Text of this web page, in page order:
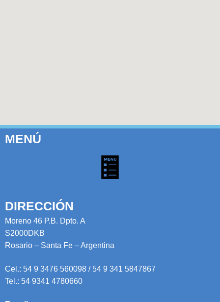
MENÚ
DIRECCIÓN
Moreno 46 P.B. Dpto. A
S2000DKB
Rosario – Santa Fe – Argentina
Cel.: 54 9 3476 560098 / 54 9 341 5847867
Tel.: 54 9341 4780660